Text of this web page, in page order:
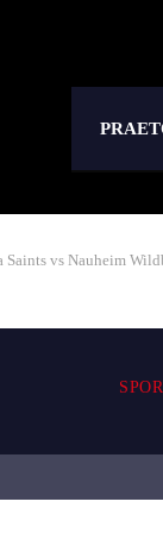
Saints vs Nauheim